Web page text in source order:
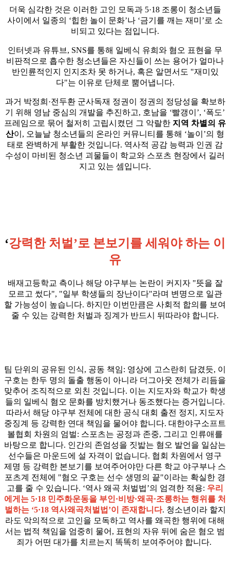
더욱 심각한 것은 이러한 고인 모독과 5·18 조롱이 청소년들
사이에서 일종의 ‘힙한 놀이 문화’나 ‘금기를 깨는 재미’로 소
비되고 있다는 점입니다.
인터넷과 유튜브, SNS를 통해 일베식 유희와 혐오 표현을 무
비판적으로 흡수한 청소년들은 자신들이 쓰는 용어가 얼마나
반인륜적인지 인지조차 못 하거나, 혹은 알면서도 "재미있
다"는 이유로 단체로 뿜어냅니다.
과거 박정희·전두환 군사독재 정권이 정권의 정당성을 확보하
기 위해 영남 중심의 개발을 추진하고, 호남을 ‘빨갱이’, ‘폭도’
프레임으로 묶어 철저히 고립시켰던 그 악랄한 지역 차별의 유
산이, 오늘날 청소년들의 온라인 커뮤니티를 통해 ‘놀이’의 형
태로 완벽하게 부활한 것입니다. 역사적 공감 능력과 인권 감
수성이 마비된 청소년 괴물들이 학교와 스포츠 현장에서 길러
지고 있는 셈입니다.
‘강력한 처벌’로 본보기를 세워야 하는 이
유
배재고등학교 측이나 해당 야구부는 논란이 커지자 "뜻을 잘
모르고 썼다", "일부 학생들의 장난이다"라며 변명으로 일관
할 가능성이 높습니다. 하지만 이번만큼은 사회적 합의를 보여
줄 수 있는 강력한 처벌과 징계가 반드시 뒤따라야 합니다.
팀 단위의 공유된 인식, 공동 책임: 영상에 고스란히 담겼듯, 이
구호는 한두 명의 돌출 행동이 아니라 더그아웃 전체가 리듬을
맞추어 조직적으로 외친 것입니다. 이는 지도자와 학교가 학생
들의 일베식 혐오 문화를 방치했거나 동조했다는 증거입니다.
따라서 해당 야구부 전체에 대한 공식 대회 출전 정지, 지도자
중징계 등 강력한 연대 책임을 물어야 합니다. 대한야구소프트
볼협회 차원의 엄벌: 스포츠는 공정과 존중, 그리고 인류애를
바탕으로 합니다. 인간의 존엄성을 짓밟는 혐오 발언을 일삼는
선수들은 마운드에 설 자격이 없습니다. 협회 차원에서 영구
제명 등 강력한 본보기를 보여주어야만 다른 학교 야구부나 스
포츠계 전체에 "혐오 구호는 선수 생명의 끝"이라는 확실한 경
고를 줄 수 있습니다. ‘역사 왜곡 처벌법’의 엄격한 적용: 우리
에게는 5·18 민주화운동을 부인·비방·왜곡·조롱하는 행위를 처
벌하는 ‘5·18 역사왜곡처벌법’이 존재합니다. 청소년이라 할지
라도 악의적으로 고인을 모독하고 역사를 왜곡한 행위에 대해
서는 법적 책임을 엄중히 물어, 표현의 자유 뒤에 숨은 혐오 범
죄가 어떤 대가를 치르는지 똑똑히 보여주어야 합니다.